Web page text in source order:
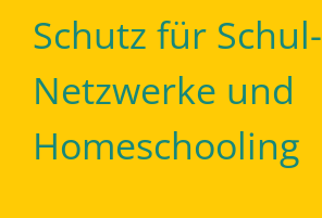
Schutz für Schul-
Netzwerke und
Homeschooling